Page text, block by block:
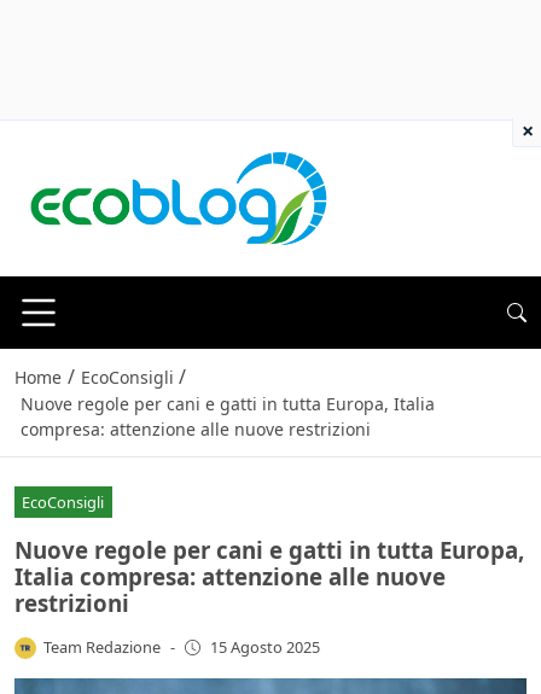
Home / EcoConsigli /
Nuove regole per cani e gatti in tutta Europa, Italia
compresa: attenzione alle nuove restrizioni
EcoConsigli
Nuove regole per cani e gatti in tutta Europa,
Italia compresa: attenzione alle nuove
restrizioni
Team Redazione - 15 Agosto 2025
×